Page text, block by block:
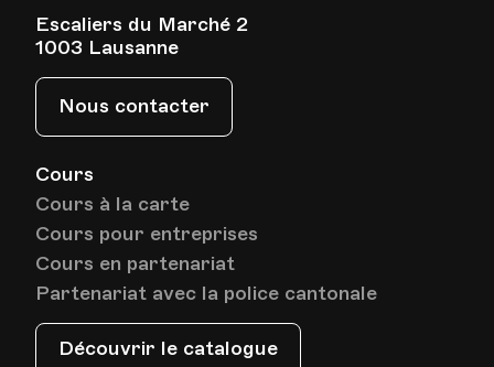
Date15.12.2022
Lieu
HEP - Haute Ecole Pédagogique - Salle 712
1005, Lausanne
Av. de Cour 33
Date12.01.2023
HEP - Haute Ecole Pédagogique - Salle 712
Cours
Cours à la carte
Cours pour entreprises
Cours en partenariat
Partenariat avec la police cantonale
Découvrir le catalogue
Escaliers du Marché 2
1003 Lausanne
Nous contacter